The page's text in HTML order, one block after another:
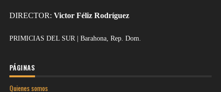
DIRECTOR: Victor Féliz Rodríguez
PRIMICIAS DEL SUR | Barahona, Rep. Dom.
PÁGINAS
Quienes somos